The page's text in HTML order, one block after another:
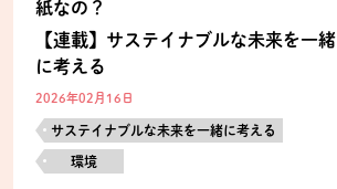
紙なの？
【連載】サステイナブルな未来を一緒
に考える
2026年02月16日
サステイナブルな未来を一緒に考える
環境